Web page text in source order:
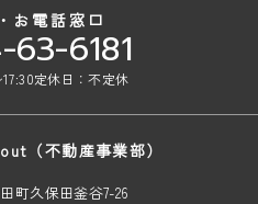
お電話窓口
6181
定休日：不定休
（不動産事業部）
町久保田釜谷7-26